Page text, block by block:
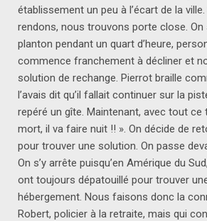
établissement un peu à l’écart de la
rendons, nous trouvons porte close.
planton pendant un quart d’heure,
commence franchement à décliner et
solution de rechange. Pierrot braille
l’avais dit qu’il fallait continuer sur la
repéré un gîte. Maintenant, avec tout ce
mort, il va faire nuit !! ». On décide de
pour trouver une solution. On passe
On s’y arrête puisqu’en Amérique du
ont toujours dépatouillé pour trouver
hébergement. Nous faisons donc la
Robert, policier à la retraite, mais qui